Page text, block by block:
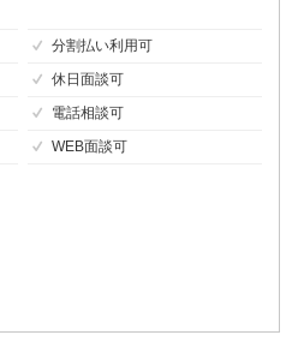
分割払い利用可
休日面談可
電話相談可
WEB面談可